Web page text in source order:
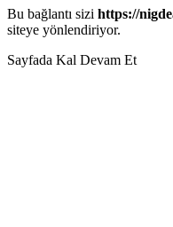
Bu bağlantı sizi https://
siteye yönlendiriyor.
Sayfada Kal Devam Et